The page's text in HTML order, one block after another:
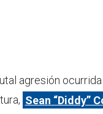
agresión
Sean “Diddy”